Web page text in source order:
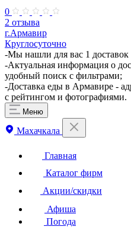
0
2 отзыва
г.Армавир
Круглосуточно
-Мы нашли для вас 1
-Актуальная информация о
удобный поиск с фильтрами;
-Доставка еды в Армавире -
с рейтингом и фотографиями.
Меню
Махачкала
Главная
Каталог фирм
Акции/скидки
Афиша
Погода